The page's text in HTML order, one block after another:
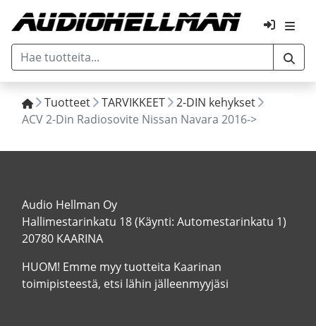
Tuotteet TARVIKKEET
2-DIN kehykset
ACV 2-Din Radiosovite Nissan Navara 2016->
Audio Hellman Oy
Hallimestarinkatu 18 (Käynti: Automestarinkatu 1)
20780 KAARINA
HUOM! Emme myy tuotteita Kaarinan
toimipisteestä, etsi lähin jälleenmyyjäsi